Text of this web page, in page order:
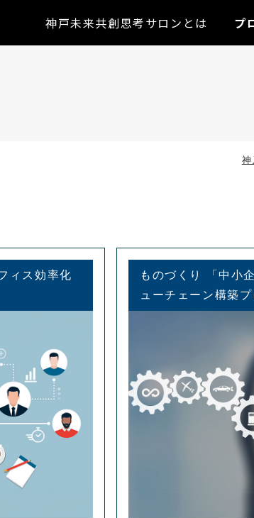
神戸未来共創思考サロンとは プ
神
ィス効率化
ものづくり 「中小
ューチェーン構築プ